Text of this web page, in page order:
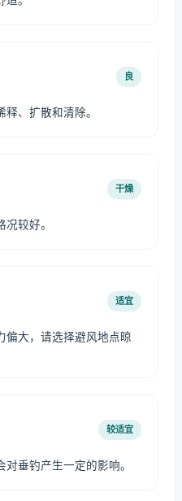
良
、扩散和清除。
干燥
较好。
适宜
偏大，请选择避风地点晾
较适宜
垂钓产生一定的影响。